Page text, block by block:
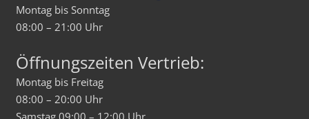
Montag bis Sonntag
08:00 – 21:00 Uhr
Öffnungszeiten Vertrieb:
Montag bis Freitag
08:00 – 20:00 Uhr